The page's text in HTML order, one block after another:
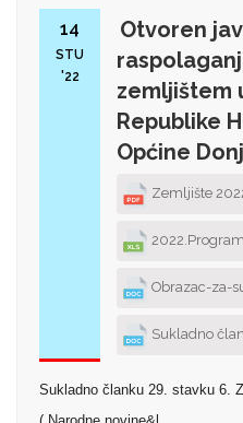
14
STU
'22
Otvoren
zemljištem
Republike
Općine
Zemljište
Obrazac-za-
Sukladno
Sukladno članku 29. stavku 6.